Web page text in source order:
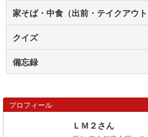
家そば・中食（出前・テイクアウト
クイズ
備忘録
プロフィール
ＬＭ２さん